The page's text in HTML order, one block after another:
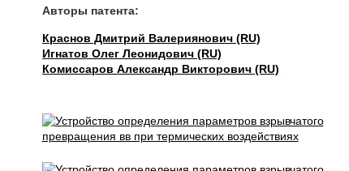
Авторы патента:
Краснов Дмитрий Валериянович (RU)
Игнатов Олег Леонидович (RU)
Комиссаров Александр Викторович (RU)